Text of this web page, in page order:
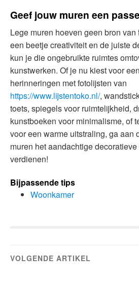
Geef jouw muren een
Lege muren hoeven geen bron van
een beetje creativiteit en de juiste
kun je die ongebruikte ruimtes
kunstwerken. Of je nu kiest voor
herinneringen met fotolijsten van
https://www.lijstentoko.nl/,
toets, spiegels voor ruimtelijkheid,
kunstboeken voor minimalisme, of
voor een warme uitstraling, ga aan
muren het aandachtige
verdienen!
Bijpassende tips
Woonkamer
VOLGENDE ARTIKEL